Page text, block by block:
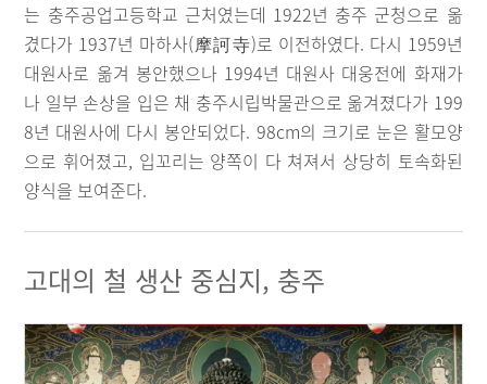
는 충주공업고등학교 근처였는데 1922년 충주 군청으로 옮
겼다가 1937년 마하사(摩訶寺)로 이전하였다. 다시 1959년
대원사로 옮겨 봉안했으나 1994년 대원사 대웅전에 화재가
나 일부 손상을 입은 채 충주시립박물관으로 옮겨졌다가 199
8년 대원사에 다시 봉안되었다. 98cm의 크기로 눈은 활모양
으로 휘어졌고, 입꼬리는 양쪽이 다 쳐져서 상당히 토속화된
양식을 보여준다.
고대의 철 생산 중심지, 충주